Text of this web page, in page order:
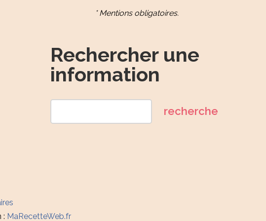
* Mentions obligatoires.
Rechercher une
information
: MaRecetteWeb.fr